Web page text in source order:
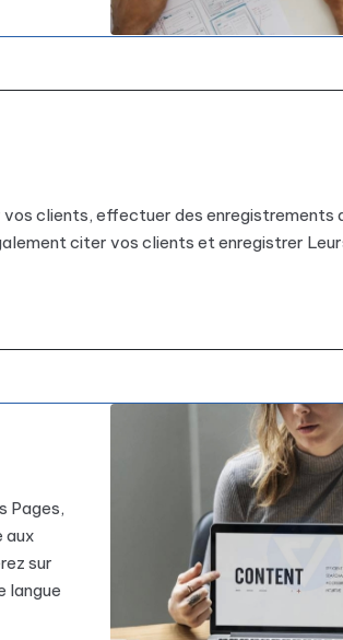
vos clients, effectuer des enregistrements
citer vos clients et enregistrer
Pages,
aux
sur
langue